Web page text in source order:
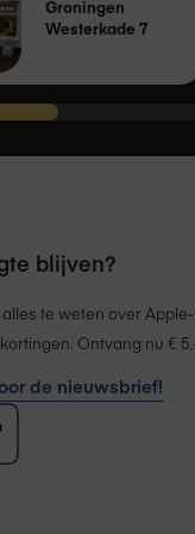
Groningen
Westerkade 7
blijven?
te weten over
Ontvang nu €
de nieuwsbrief!